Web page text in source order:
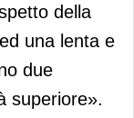
della
una lenta e
due
superiore».